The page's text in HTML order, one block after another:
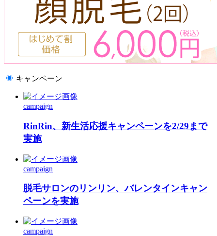
キャンペーン
campaign
RinRin、新生活応援キャンペーンを2/29まで
実施
campaign
脱毛サロンのリンリン、バレンタインキャン
ペーンを実施
campaign